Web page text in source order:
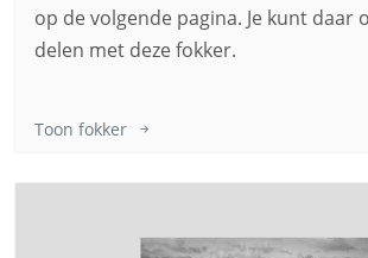
op de volgende pagina. Je kunt daar
delen met deze fokker.
Toon fokker